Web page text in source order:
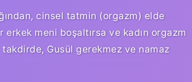
cinsel tatmin (orgazm) elde
meni boşaltırsa ve kadın orgazm
Gusül gerekmez ve namaz